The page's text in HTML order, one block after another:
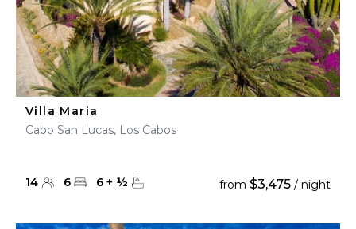
Villa Maria
Cabo San Lucas, Los Cabos
14 6 6 + ½ from $3,475 / night